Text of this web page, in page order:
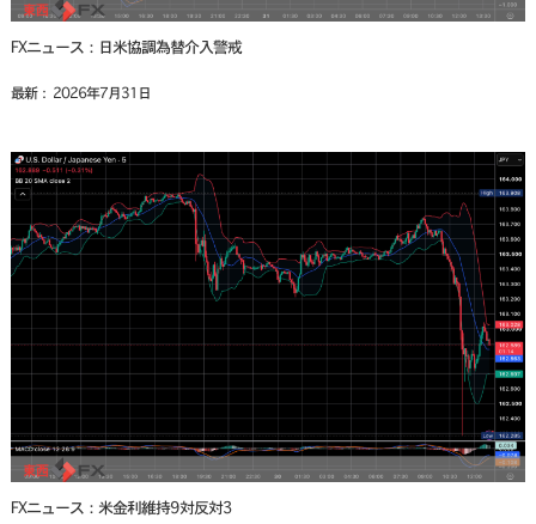
FXニュース：日米協調為替介入警戒
最新： 2026年7月31日
FXニュース：米金利維持9対反対3